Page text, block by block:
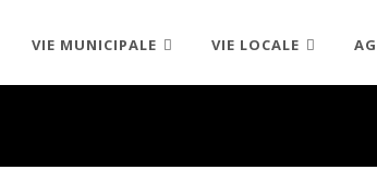
VIE MUNICIPALE VIE LOCALE